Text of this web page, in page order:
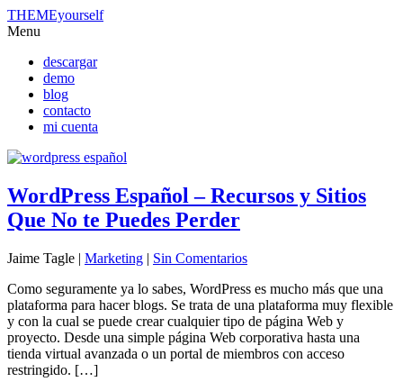
THEMEyourself
Menu
descargar
demo
blog
contacto
mi cuenta
WordPress Español – Recursos y Sitios
Que No te Puedes Perder
Jaime Tagle | Marketing | Sin Comentarios
Como seguramente ya lo sabes, WordPress es mucho más que una
plataforma para hacer blogs. Se trata de una plataforma muy flexible
y con la cual se puede crear cualquier tipo de página Web y
proyecto. Desde una simple página Web corporativa hasta una
tienda virtual avanzada o un portal de miembros con acceso
restringido. […]